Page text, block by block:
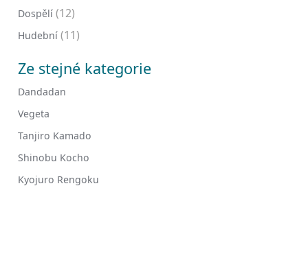
Dospělí (12)
Hudební (11)
Ze stejné kategorie
Dandadan
Vegeta
Tanjiro Kamado
Shinobu Kocho
Kyojuro Rengoku